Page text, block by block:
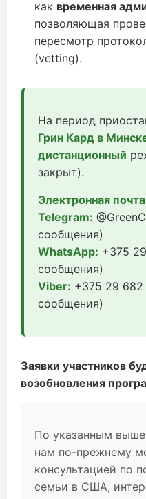
как временная
позволяющая
пересмотр
(vetting).
На период
Грин Кард в
дистанционный
закрыт).
Электронная
Telegram:
сообщения)
WhatsApp: +375
сообщения)
Viber: +375 29 682
сообщения)
Заявки участников
возобновления
По указанным
нам по-прежнему
консультацией по
семьи в США,